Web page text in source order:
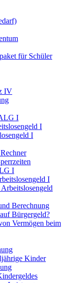
für Schüler
IV
I
I
I
I
I
Berechnung
Bürgergeld?
Vermögen beim
Kinder